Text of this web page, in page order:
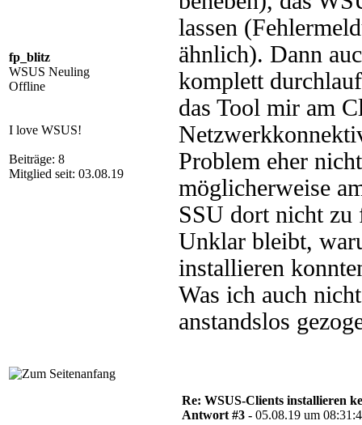
fp_blitz
WSUS Neuling
Offline
I love WSUS!
Beiträge: 8
Mitglied seit: 03.08.19
lassen
ähnlich). Dann
komplett
das Tool mir am
Problem eher
möglicherweise
SSU dort nicht zu
Unklar bleibt,
installieren
Was ich auch
anstandslos
Re: WSUS-Clients installieren
Antwort #3 - 05.08.19 um